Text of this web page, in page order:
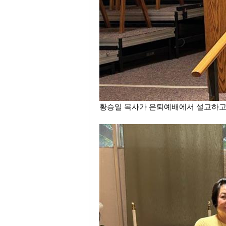
황승일 목사가 은퇴예배에서 설교하